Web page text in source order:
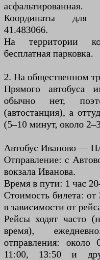
асфальтированная.
Координаты для
41.483066.
На территории
бесплатная парковка.
2. На общественном
Прямого автобуса
обычно нет,
(автостанция), а
(5–10 минут, около
Автобус Иваново —
Отправление: с
вокзала Иванова.
Время в пути: 1 час
Стоимость билета:
в зависимости от
Рейсы ходят часто
время),
отправления: около
11:00, 13:50 и